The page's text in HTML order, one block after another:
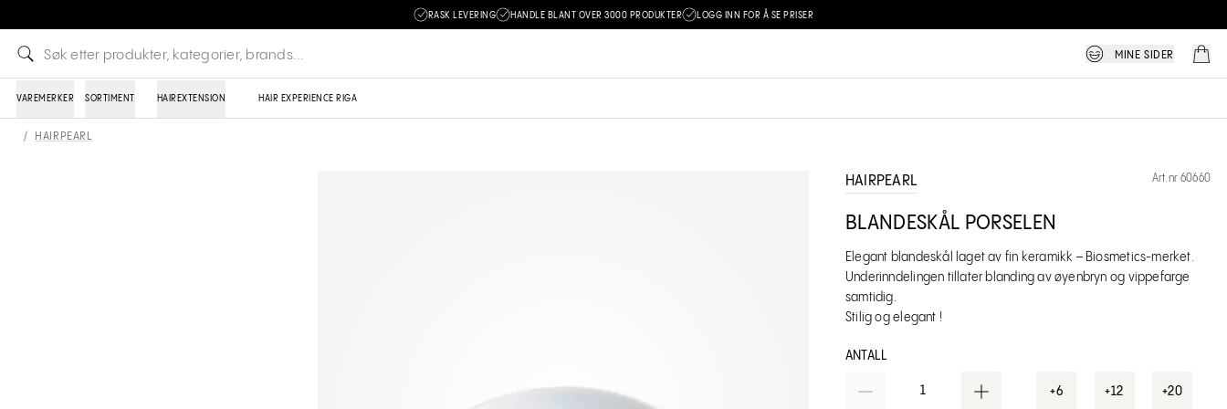
RASK LEVERING HANDLE BLANT OVER 3000 PRODUKTER LOGG INN FOR Å SE PRISER
MINE SIDER
VAREMERKER SORTIMENT HAIREXTENSION HAIR EXPERIENCE RIGA
/ HAIRPEARL
HAIRPEARL Art.nr 60660
BLANDESKÅL PORSELEN
Elegant blandeskål laget av fin keramikk – Biosmetics-merket.
Underinndelingen tillater blanding av øyenbryn og vippefarge
samtidig.
Stilig og elegant !
ANTALL
1 +6 +12 +20